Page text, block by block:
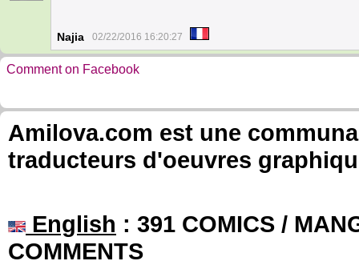
Najia 02/22/2016 16:20:27
Comment on Facebook
Amilova.com est une
traducteurs d'oeuvres
English : 391 COMICS /
COMMENTS